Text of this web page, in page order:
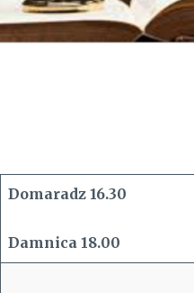
Domaradz 16.30
Damnica 18.00